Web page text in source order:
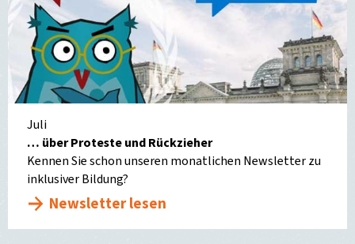
Juli
… über Proteste und Rückzieher
Kennen Sie schon unseren monatlichen Newsletter zu
inklusiver Bildung?
Newsletter lesen